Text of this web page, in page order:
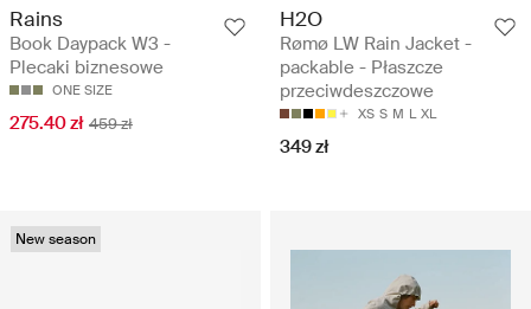
Rains
Book Daypack W3 -
Plecaki biznesowe
ONE SIZE
275.40 zł 459 zł
H2O
Rømø LW Rain Jacket -
packable - Płaszcze
przeciwdeszczowe
XS S M L XL
349 zł
New season